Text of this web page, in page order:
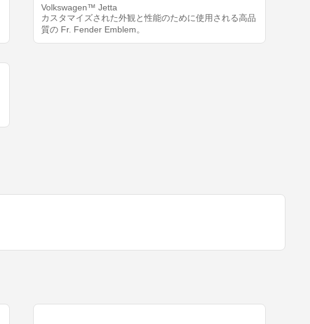
Volkswagen™ Jetta
カスタマイズされた外観と性能のために使用される高品
質の Fr. Fender Emblem。